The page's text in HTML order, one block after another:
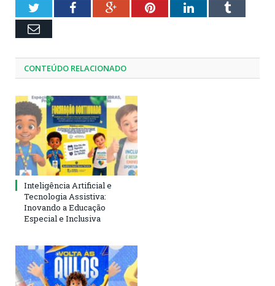
TwitterFacebookGoogle+PinterestLinkedInTumblr
Email
CONTEÚDO RELACIONADO
Inteligência Artificial e
Tecnologia Assistiva:
Inovando a Educação
Especial e Inclusiva